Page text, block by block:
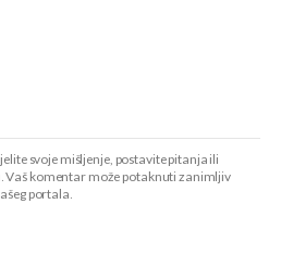
svoje mišljenje, postavite pitanja ili
Vaš komentar može potaknuti zanimljiv
portala.